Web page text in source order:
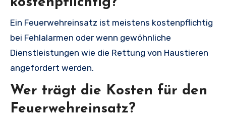
Ein Feuerwehreinsatz ist meistens kostenpflichtig
bei Fehlalarmen oder wenn gewöhnliche
Dienstleistungen wie die Rettung von Haustieren
angefordert werden.
Wer trägt die Kosten für den
Feuerwehreinsatz?